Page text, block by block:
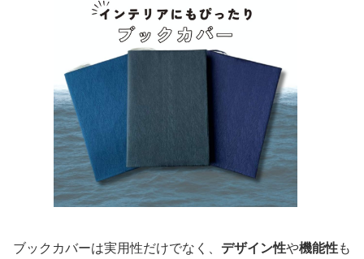
ブックカバーは実用性だけでなく、 デザイン性や機能性も